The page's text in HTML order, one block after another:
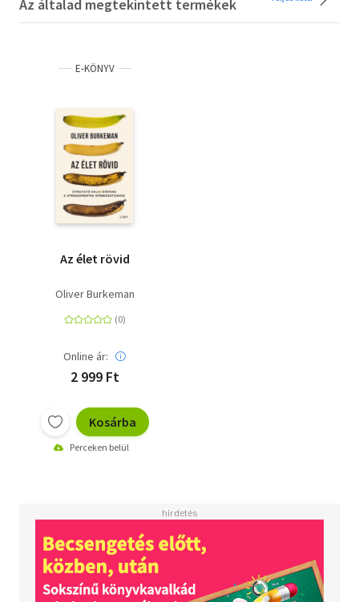
Az általad megtekintett termékek
E-KÖNYV
Az élet rövid
Oliver Burkeman
Online ár:
2 999 Ft
Kosárba
Perceken belül